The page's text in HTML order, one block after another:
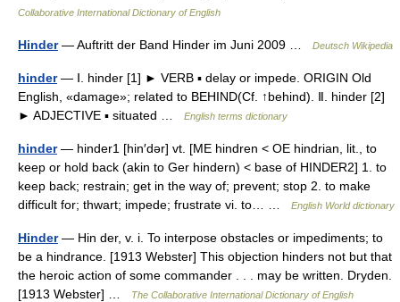
Collaborative International Dictionary of English
Hinder— Auftritt der Band Hinder im Juni 2009 … Deutsch Wikipedia
hinder— Ⅰ. hinder [1] ► VERB ▪ delay or impede. ORIGIN Old
English, «damage»; related to BEHIND(Cf. ↑behind). Ⅱ. hinder [2]
► ADJECTIVE ▪ situated …
English terms dictionary
hinder— hinder1 [hin′dər] vt. [ME hindren < OE hindrian, lit., to
keep or hold back (akin to Ger hindern) < base of HINDER2] 1. to
keep back; restrain; get in the way of; prevent; stop 2. to make
difficult for; thwart; impede; frustrate vi. to… …
English World dictionary
Hinder— Hin der, v. i. To interpose obstacles or impediments; to
be a hindrance. [1913 Webster] This objection hinders not but that
the heroic action of some commander . . . may be written. Dryden.
[1913 Webster] …
The Collaborative International Dictionary of English